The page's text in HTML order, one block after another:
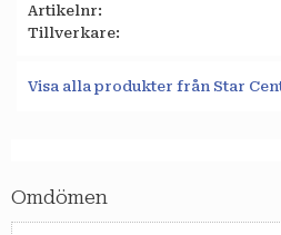
Artikelnr
Tillverkare
Visa alla produkter från Star
Omdömen